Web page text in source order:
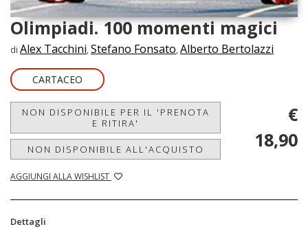
Olimpiadi. 100 momenti magici
di Alex Tacchini, Stefano Fonsato, Alberto Bertolazzi
CARTACEO
NON DISPONIBILE PER IL 'PRENOTA
E RITIRA'
NON DISPONIBILE ALL'ACQUISTO
AGGIUNGI ALLA WISHLIST
€
18,90
Dettagli